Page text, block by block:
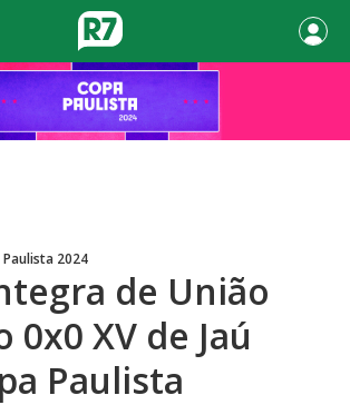
Paulista 2024
de União
0x0 XV de Jaú
Paulista